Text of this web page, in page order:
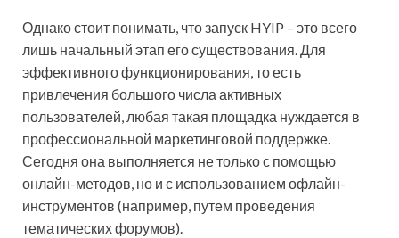
Однако стоит понимать, что запуск HYIP – это всего
лишь начальный этап его существования. Для
эффективного функционирования, то есть
привлечения большого числа активных
пользователей, любая такая площадка нуждается в
профессиональной маркетинговой поддержке.
Сегодня она выполняется не только с помощью
онлайн-методов, но и с использованием офлайн-
инструментов (например, путем проведения
тематических форумов).